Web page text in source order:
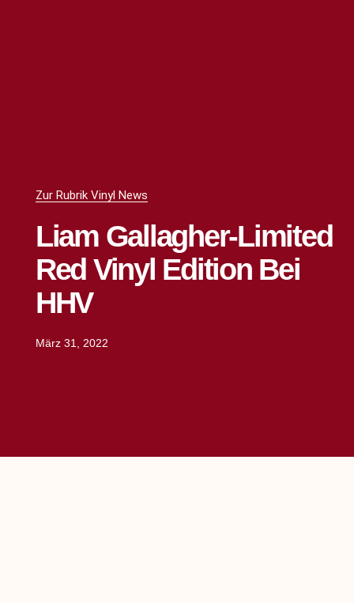
Zur Rubrik Vinyl News
Liam Gallagher-Limited
Red Vinyl Edition Bei
HHV
März 31, 2022